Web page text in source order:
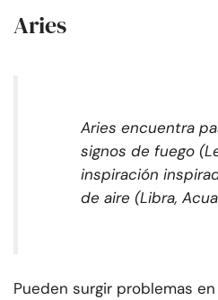
Aries
Aries encuentra
signos de fuego
inspiración
de aire (Libra,
Pueden surgir problemas